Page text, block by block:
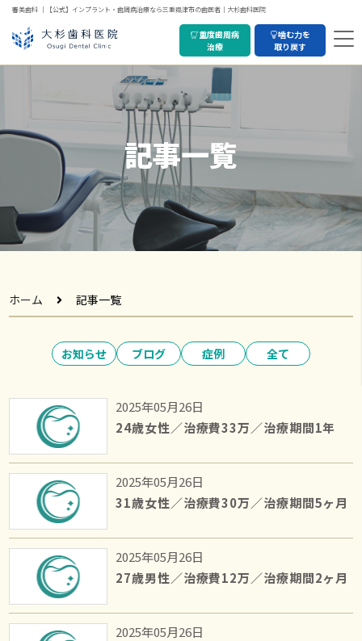
審美歯科 ｜【公式】インプラント・歯周病治療なら三重県津市の歯医者｜大杉歯科医院
重度歯周病
治療
噛む力を
取り戻す
記事一覧
ホーム 記事一覧
お知らせ ブログ 症例 全て
2025年05月26日
24歳女性／治療費33万／治療期間1年
2025年05月26日
31歳女性／治療費30万／治療期間5ヶ月
2025年05月26日
27歳男性／治療費12万／治療期間2ヶ月
2025年05月26日